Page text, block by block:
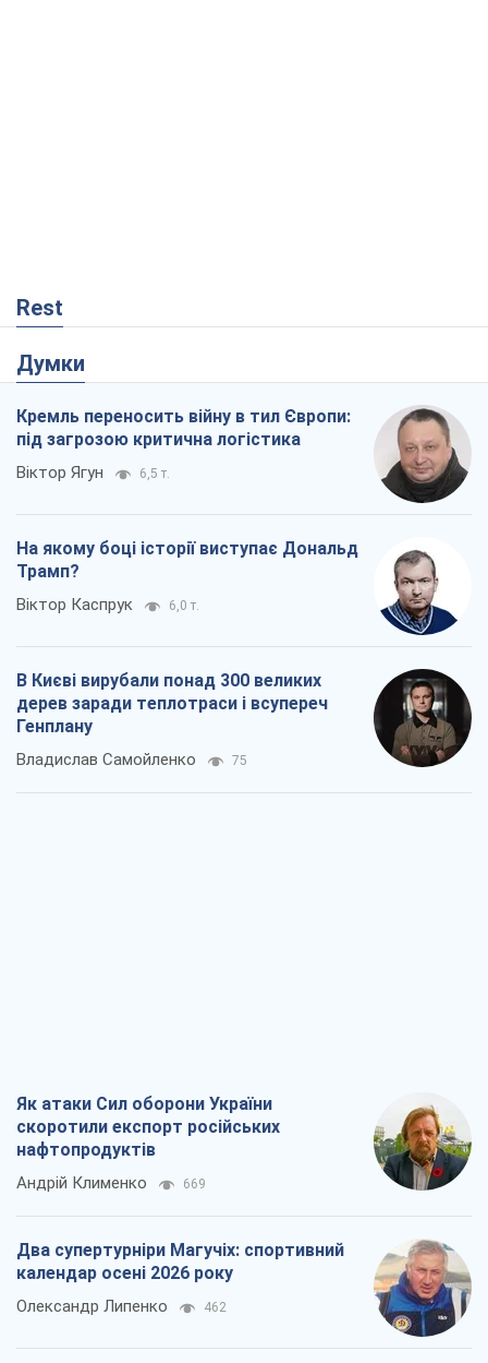
Rest
Думки
Кремль переносить війну в тил Європи:
під загрозою критична логістика
Віктор Ягун 6,5 т.
На якому боці історії виступає Дональд
Трамп?
Віктор Каспрук 6,0 т.
В Києві вирубали понад 300 великих
дерев заради теплотраси і всупереч
Генплану
Владислав Самойленко 75
Як атаки Сил оборони України
скоротили експорт російських
нафтопродуктів
Андрій Клименко 669
Два супертурніри Магучіх: спортивний
календар осені 2026 року
Олександр Липенко 462